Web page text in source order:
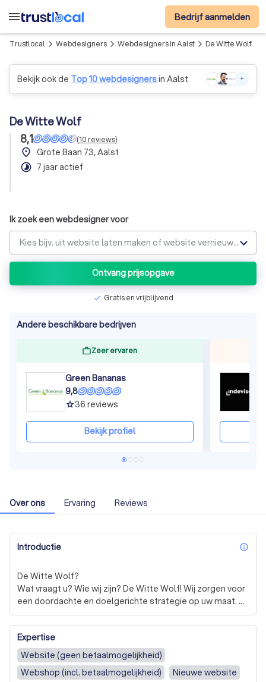
menu Bedrijf aanmelden
Trustlocal arrow_forward_ios Webdesigners arrow_forward_ios Webdesigners in Aalst arrow_forward_ios De Witte Wolf
Bekijk ook de Top 10 webdesignersin Aalst +
De Witte Wolf
8,1
(10reviews)
place Grote Baan 73, Aalst
timelapse 7 jaar actief
Ik zoek een webdesigner voor
Kies bijv. uit website laten maken of website vernieuwen
Ontvang prijsopgave
check Gratis en vrijblijvend
Andere beschikbare bedrijven
Zeer ervaren
Green Bananas
9,8
grade36 reviews
Bekijk profiel
Over ons Ervaring Reviews
Introductie
De Witte Wolf?
Wat vraagt u? Wie wij zijn? De Witte Wolf! Wij zorgen voor
een doordachte en doelgerichte strategie op uw maat.
We bepalen uw digitale strategie, maken een heldere
concurrentieanalyse op en stippelen een gepaste
positionerings- en brandstrategie uit. Daarbij garanderen
wij een indrukwekkend design, zowel op het niveau van
webdesign als van branding.
Expertise
Website (geen betaalmogelijkheid)
Webshop (incl. betaalmogelijkheid)
Nieuwe website